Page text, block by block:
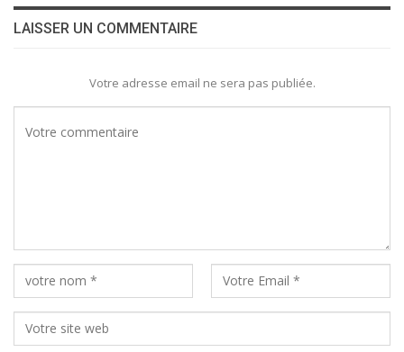
LAISSER UN COMMENTAIRE
Votre adresse email ne sera pas publiée.